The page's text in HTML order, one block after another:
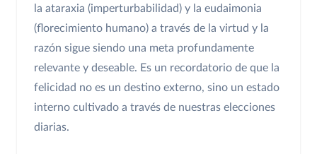
la ataraxia (imperturbabilidad) y la eudaimonia
(florecimiento humano) a través de la virtud y la
razón sigue siendo una meta profundamente
relevante y deseable. Es un recordatorio de que la
felicidad no es un destino externo, sino un estado
interno cultivado a través de nuestras elecciones
diarias.